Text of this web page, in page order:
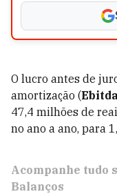
O lucro antes de
amortização (Ebitda
47,4 milhões de
no ano a ano, para
Acompanhe tudo
Balanços